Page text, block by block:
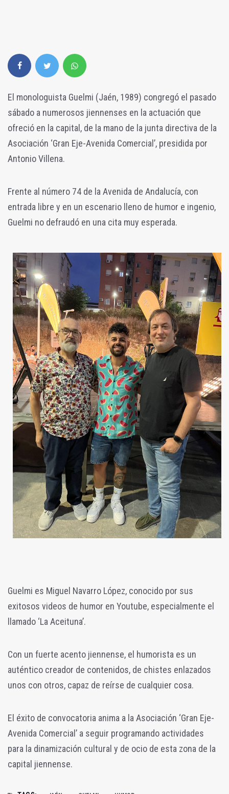
El monologuista Guelmi (Jaén, 1989) congregó el pasado
sábado a numerosos jiennenses en la actuación que
ofreció en la capital, de la mano de la junta directiva de la
Asociación ‘Gran Eje-Avenida Comercial’, presidida por
Antonio Villena.
Frente al número 74 de la Avenida de Andalucía, con
entrada libre y en un escenario lleno de humor e ingenio,
Guelmi no defraudó en una cita muy esperada.
Guelmi es Miguel Navarro López, conocido por sus
exitosos videos de humor en Youtube, especialmente el
llamado ‘La Aceituna’.
Con un fuerte acento jiennense, el humorista es un
auténtico creador de contenidos, de chistes enlazados
unos con otros, capaz de reírse de cualquier cosa.
El éxito de convocatoria anima a la Asociación ‘Gran Eje-
Avenida Comercial’ a seguir programando actividades
para la dinamización cultural y de ocio de esta zona de la
capital jiennense.